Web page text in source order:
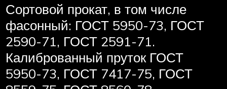
Сортовой прокат, в том числе
фасонный: ГОСТ 5950-73, ГОСТ
2590-71, ГОСТ 2591-71.
Калиброванный пруток ГОСТ
5950-73, ГОСТ 7417-75, ГОСТ